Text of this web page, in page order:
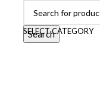
SELECT CATEGORY
Search